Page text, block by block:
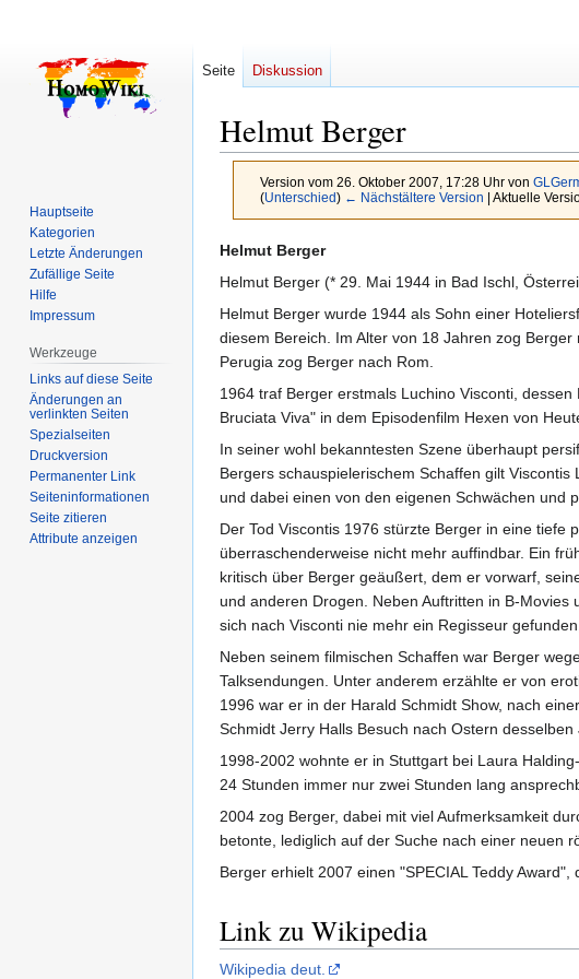
Helmut Berger
Version vom 26. Oktober 2007, 17:28 Uhr von
(Unterschied) ← Nächstältere Version | Aktuelle
Zur
Navigation
Zur
Suche
Helmut Berger
Helmut Berger (* 29. Mai 1944 in Bad Ischl,
Helmut Berger wurde 1944 als Sohn einer
diesem Bereich. Im Alter von 18 Jahren zog
Perugia zog Berger nach Rom.
1964 traf Berger erstmals Luchino Visconti,
Bruciata Viva" in dem Episodenfilm Hexen von
In seiner wohl bekanntesten Szene überhaupt
Bergers schauspielerischem Schaffen gilt
und dabei einen von den eigenen Schwächen und
Der Tod Viscontis 1976 stürzte Berger in eine tiefe
überraschenderweise nicht mehr auffindbar. Ein
kritisch über Berger geäußert, dem er vorwarf,
und anderen Drogen. Neben Auftritten in B-
sich nach Visconti nie mehr ein Regisseur
Neben seinem filmischen Schaffen war Berger
Talksendungen. Unter anderem erzählte er von
1996 war er in der Harald Schmidt Show, nach
Schmidt Jerry Halls Besuch nach Ostern desselben
1998-2002 wohnte er in Stuttgart bei Laura
24 Stunden immer nur zwei Stunden lang
2004 zog Berger, dabei mit viel Aufmerksamkeit
betonte, lediglich auf der Suche nach einer neuen
Berger erhielt 2007 einen "SPECIAL Teddy
Link zu Wikipedia
Wikipedia deut.
Seite Diskussion
Hauptseite
Kategorien
Letzte Änderungen
Zufällige Seite
Hilfe
Impressum
Werkzeuge
Links auf diese Seite
Änderungen an
verlinkten Seiten
Spezialseiten
Druckversion
Permanenter Link
Seiten­­informationen
Seite zitieren
Attribute anzeigen